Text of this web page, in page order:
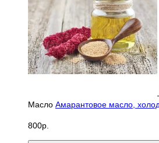
Масло Амарантовое масло,
800р.